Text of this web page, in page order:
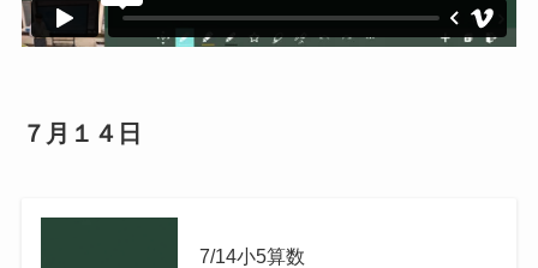
７月１４日
7/14小5算数